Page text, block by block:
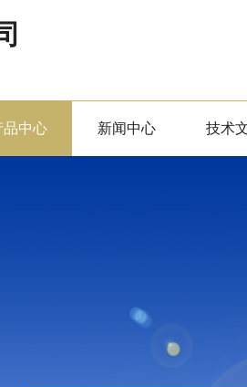
品中心 新闻中心 技术